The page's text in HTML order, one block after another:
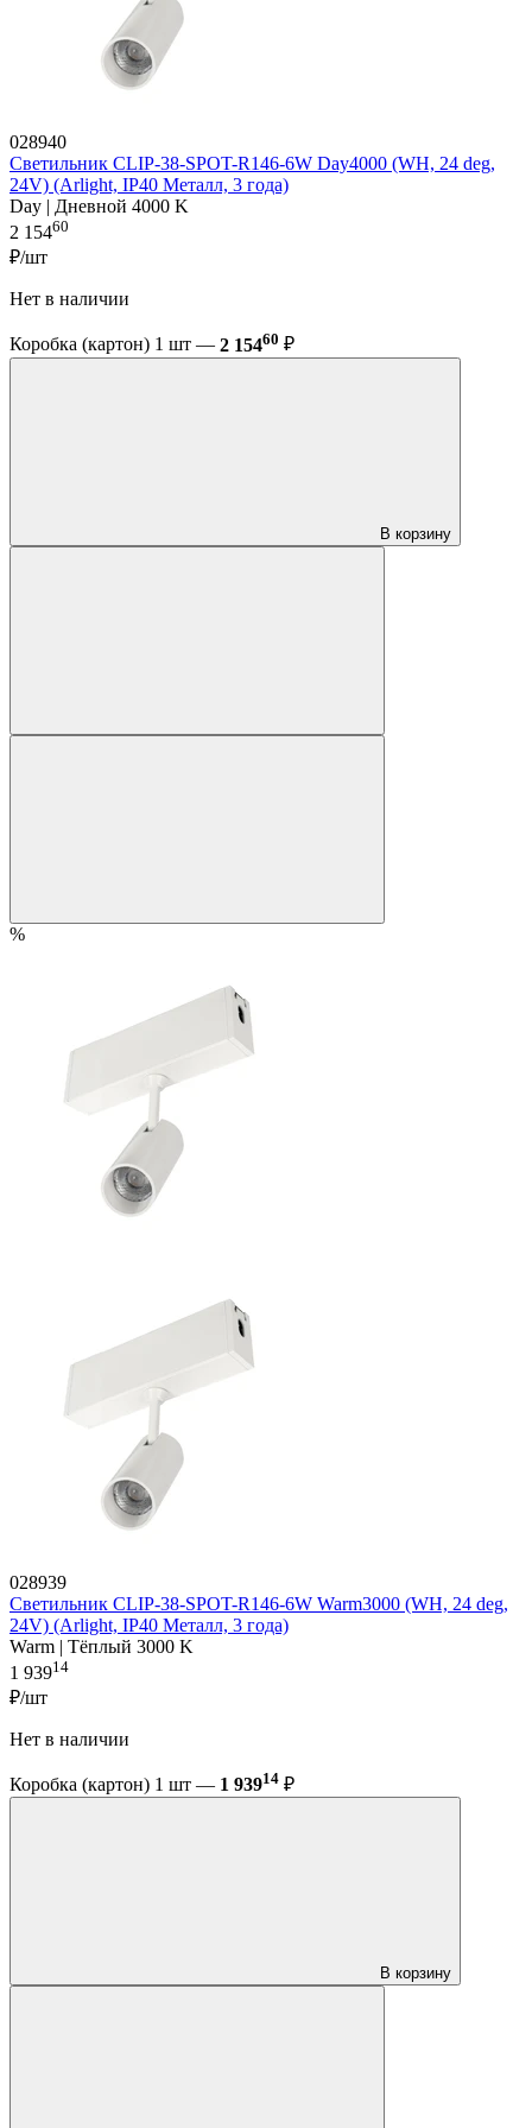
028940
Светильник CLIP-38-SPOT-R146-6W Day4000 (WH, 24 deg,
24V) (Arlight, IP40 Металл, 3 года)
Day | Дневной 4000 K
2 15460
₽/шт
Нет в наличии
Коробка (картон) 1 шт — 2 15460 ₽
В корзину
%
028939
Светильник CLIP-38-SPOT-R146-6W Warm3000 (WH, 24 deg,
24V) (Arlight, IP40 Металл, 3 года)
Warm | Тёплый 3000 K
1 93914
₽/шт
Нет в наличии
Коробка (картон) 1 шт — 1 93914 ₽
В корзину